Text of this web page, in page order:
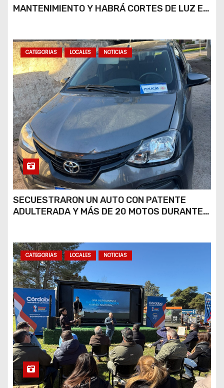
MANTENIMIENTO Y HABRÁ CORTES DE LUZ EN
CATEGORIAS LOCALES NOTICIAS
SECUESTRARON UN AUTO CON PATENTE
ADULTERADA Y MÁS DE 20 MOTOS DURANTE
CATEGORIAS LOCALES NOTICIAS